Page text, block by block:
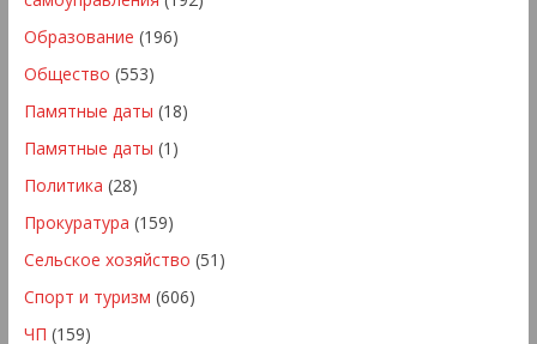
Образование (196)
Общество (553)
Памятные даты (18)
Памятные даты (1)
Политика (28)
Прокуратура (159)
Сельское хозяйство (51)
Спорт и туризм (606)
ЧП (159)